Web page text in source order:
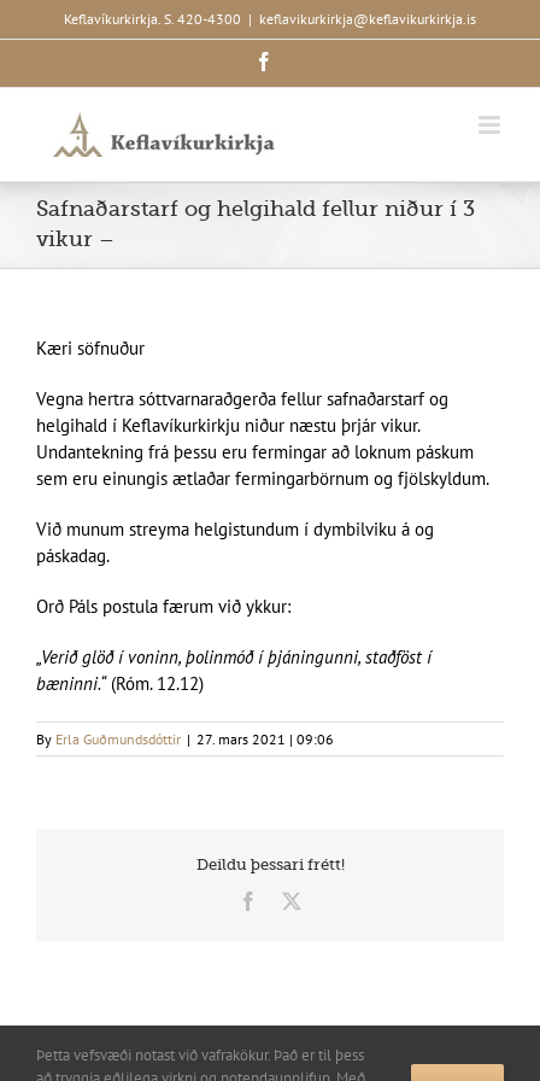
to
Keflavíkurkirkja. S. 420-4300 | keflavikurkirkja@keflavikurkirkja.is
Safnaðarstarf og helgihald fellur niður í 3
vikur –
Kæri söfnuður
Vegna hertra sóttvarnaraðgerða fellur safnaðarstarf og
helgihald í Keflavíkurkirkju niður næstu þrjár vikur.
Undantekning frá þessu eru fermingar að loknum páskum
sem eru einungis ætlaðar fermingarbörnum og fjölskyldum.
Við munum streyma helgistundum í dymbilviku á og
páskadag.
Orð Páls postula færum við ykkur:
„Verið glöð í voninn, þolinmóð í þjáningunni, staðföst í
bæninni.“(Róm. 12.12)
By Erla Guðmundsdóttir | 27. mars 2021 | 09:06
Deildu þessari frétt!
Facebook
Þetta vefsvæði notast við vafrakökur. Það er til þess